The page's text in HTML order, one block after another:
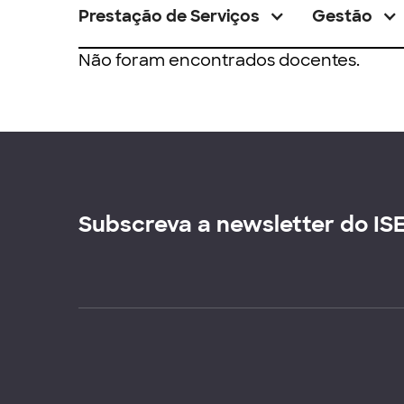
Prestação de Serviços Gestão
Não foram encontrados docentes.
Subscreva a newsletter do